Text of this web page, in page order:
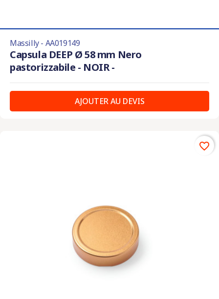
Massilly - AA019149
Capsula DEEP Ø 58 mm Nero
pastorizzabile - NOIR -
AJOUTER AU DEVIS
favorite_border